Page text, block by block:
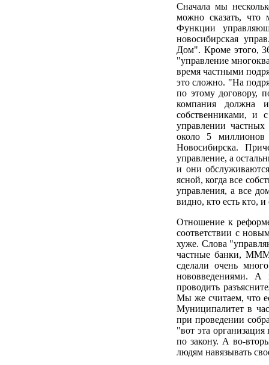
Сначала мы
можно сказать, что
Функции
новосибирская
Дом". Кроме этого,
"управление
время частными
это сложно. "На
по этому договору,
компания должна
собственниками, и
управлении
около 5
Новосибирска.
управление, а
и они
ясной, когда все
управления, а все
видно, кто есть кто, и
Отношение к
соответствии с
хуже. Слова
частные банки, МММ
сделали очень
нововведениями. А
проводить
Мы же считаем, что
Муниципалитет в
при проведении
"вот эта
по закону. А во-
людям навязывать